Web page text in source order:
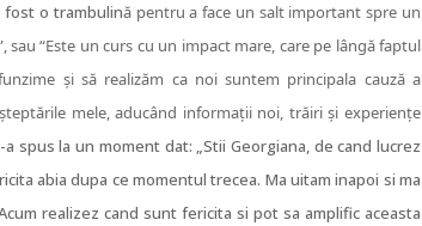
fost o trambulină pentru a face un salt important spre un
“Este un curs cu un impact mare, care pe lângă faptul
și să realizăm ca noi suntem principala cauză a
mele, aducând informații noi, trăiri și experiențe
spus la un moment dat: „Stii Georgiana, de cand lucrez
abia dupa ce momentul trecea. Ma uitam inapoi si ma
realizez cand sunt fericita si pot sa amplific aceasta